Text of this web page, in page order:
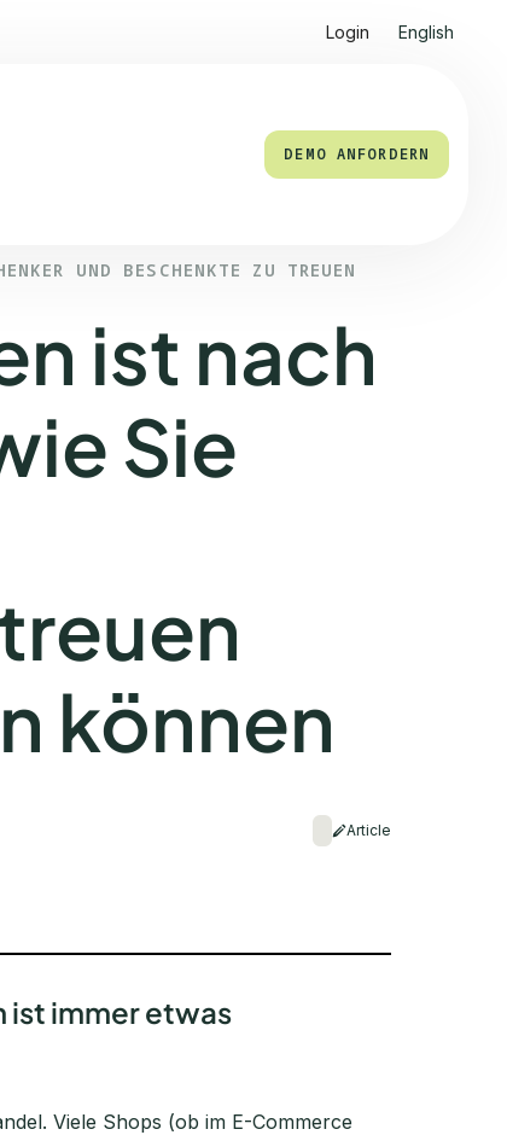
Login English
DEMO ANFORDERN
UND BESCHENKTE ZU TREUEN
ist nach
Sie
können
Article
ist immer etwas
Viele Shops (ob im E-Commerce